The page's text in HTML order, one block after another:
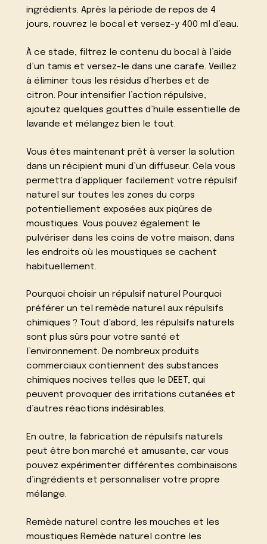
ingrédients. Après la période de repos de 4
jours, rouvrez le bocal et versez-y 400 ml d’eau.
À ce stade, filtrez le contenu du bocal à l’aide
d’un tamis et versez-le dans une carafe. Veillez
à éliminer tous les résidus d’herbes et de
citron. Pour intensifier l’action répulsive,
ajoutez quelques gouttes d’huile essentielle de
lavande et mélangez bien le tout.
Vous êtes maintenant prêt à verser la solution
dans un récipient muni d’un diffuseur. Cela vous
permettra d’appliquer facilement votre répulsif
naturel sur toutes les zones du corps
potentiellement exposées aux piqûres de
moustiques. Vous pouvez également le
pulvériser dans les coins de votre maison, dans
les endroits où les moustiques se cachent
habituellement.
Pourquoi choisir un répulsif naturel Pourquoi
préférer un tel remède naturel aux répulsifs
chimiques ? Tout d’abord, les répulsifs naturels
sont plus sûrs pour votre santé et
l’environnement. De nombreux produits
commerciaux contiennent des substances
chimiques nocives telles que le DEET, qui
peuvent provoquer des irritations cutanées et
d’autres réactions indésirables.
En outre, la fabrication de répulsifs naturels
peut être bon marché et amusante, car vous
pouvez expérimenter différentes combinaisons
d’ingrédients et personnaliser votre propre
mélange.
Remède naturel contre les mouches et les
moustiques Remède naturel contre les